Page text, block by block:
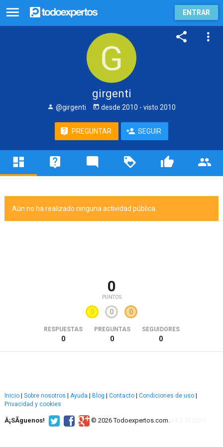
ENTRAR
girgenti
@girgenti desde 2010 - visto 2010
PREGUNTAR SEGUIR
Aún no ha realizado ninguna actividad pública.
0
PUNTOS
0 0 0
RESPUESTAS
0
PREGUNTAS
0
SEGUIDORES
0
Inicio Sobre nosotros Ayuda Blog Contacto Condiciones de uso
Privacidad y cookies
Â¡SÃ­guenos! © 2026 Todoexpertos.com.